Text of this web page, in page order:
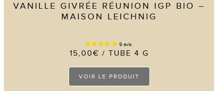
VANILLE GIVRÉE RÉUNION IGP BIO –
MAISON LEICHNIG
15,00€ / TUBE 4 G
VOIR LE PRODUIT
Ce
a